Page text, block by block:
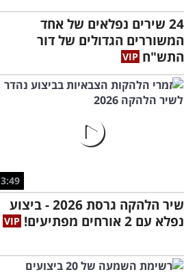
24 שירים נפלאים של אחד
המשוררים הגדולים של דור
התש"ח
3:49
שיר הלהקה גרסת 2026 - ביצוע
נפלא עם 2 אורחים מפתיעים!